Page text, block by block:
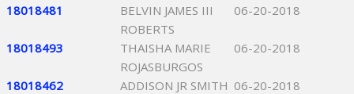
18018481
BELVIN JAMES III
ROBERTS
06-20-2018
18018493
THAISHA MARIE
ROJASBURGOS
06-20-2018
18018462 ADDISON JR SMITH 06-20-2018